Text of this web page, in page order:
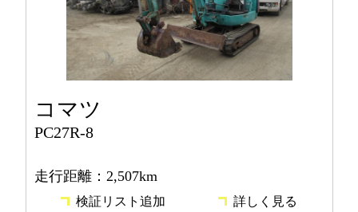
コマツ
PC27R-8
走行距離：2,507km
検証リスト追加 詳しく見る